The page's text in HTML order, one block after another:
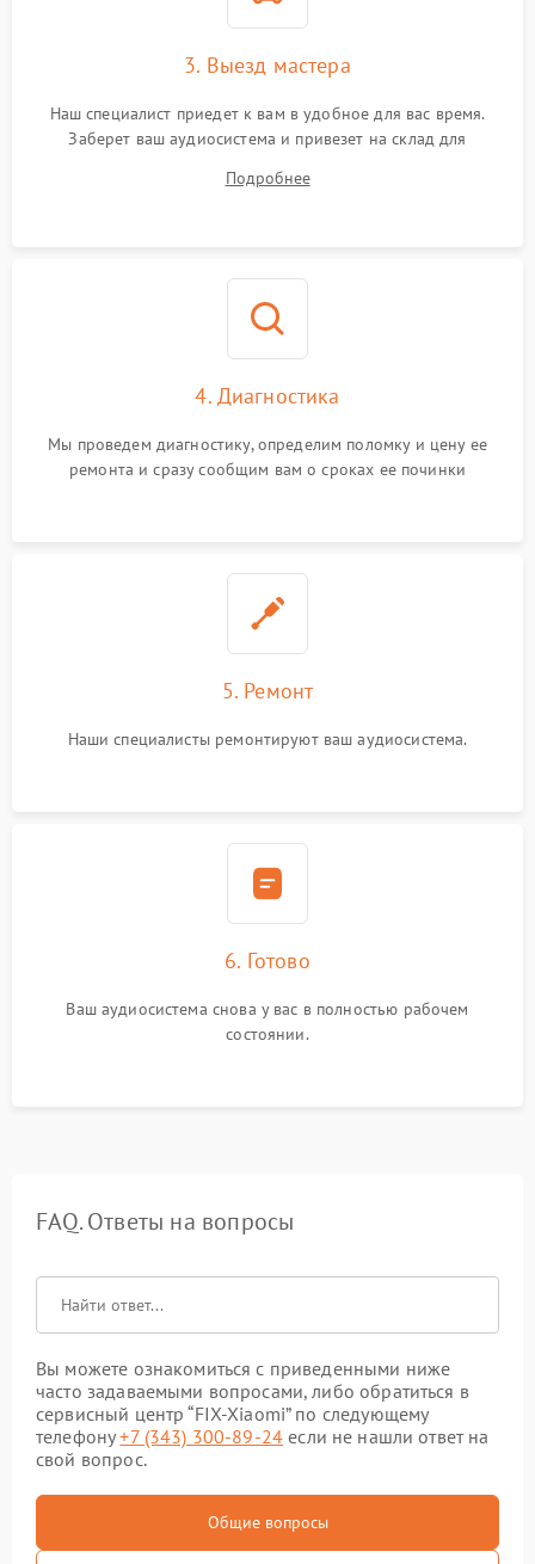
3. Выезд мастера
Наш специалист приедет к вам в удобное для вас время.
Заберет ваш аудиосистема и привезет на склад для
Подробнее
4. Диагностика
Мы проведем диагностику, определим поломку и цену ее
ремонта и сразу сообщим вам о сроках ее починки
5. Ремонт
Наши специалисты ремонтируют ваш аудиосистема.
6. Готово
Ваш аудиосистема снова у вас в полностью рабочем
состоянии.
FAQ. Ответы на вопросы
Вы можете ознакомиться с приведенными ниже
часто задаваемыми вопросами, либо обратиться в
сервисный центр “FIX-Xiaomi” по следующему
телефону+7 (343) 300-89-24 если не нашли ответ на
свой вопрос.
Общие вопросы